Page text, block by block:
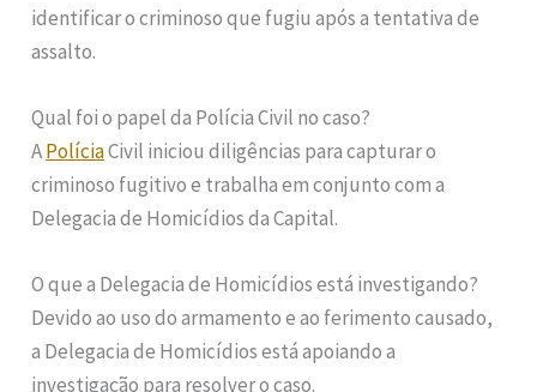
identificar o criminoso que fugiu após a tentativa de
assalto.
Qual foi o papel da Polícia Civil no caso?
APolíciaCivil iniciou diligências para capturar o
criminoso fugitivo e trabalha em conjunto com a
Delegacia de Homicídios da Capital.
O que a Delegacia de Homicídios está investigando?
Devido ao uso do armamento e ao ferimento causado,
a Delegacia de Homicídios está apoiando a
investigação para resolver o caso.